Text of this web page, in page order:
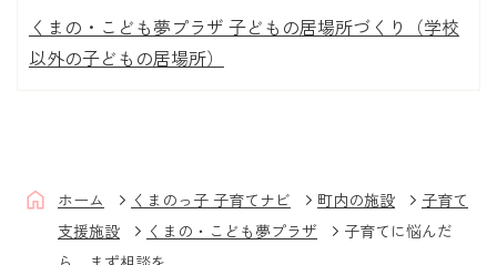
くまの・こども夢プラザ 子どもの居場所づくり（学校
以外の子どもの居場所）
ホーム くまのっ子 子育てナビ 町内の施設
子育て
支援施設
くまの・こども夢プラザ
子育てに悩んだ